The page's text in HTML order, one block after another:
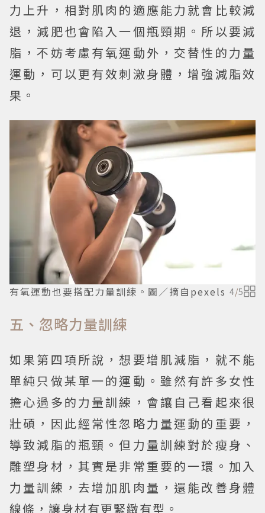
力上升，相對肌肉的適應能力就會比較減
退，減肥也會陷入一個瓶頸期。所以要減
脂，不妨考慮有氧運動外，交替性的力量
運動，可以更有效刺激身體，增強減脂效
果。
有氧運動也要搭配力量訓練。圖／摘自pexels 4/5
五、忽略力量訓練
如果第四項所說，想要增肌減脂，就不能
單純只做某單一的運動。雖然有許多女性
擔心過多的力量訓練，會讓自己看起來很
壯碩，因此經常性忽略力量運動的重要，
導致減脂的瓶頸。但力量訓練對於瘦身、
雕塑身材，其實是非常重要的一環。加入
力量訓練，去增加肌肉量，還能改善身體
線條，讓身材有更緊緻有型。